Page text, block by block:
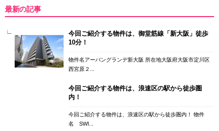
最新の記事
今回ご紹介する物件は、御堂筋線「新大阪」徒歩
10分！
物件名アーバングランデ新大阪 所在地大阪府大阪市淀川区
西宮原２...
今回ご紹介する物件は、浪速区の駅から徒歩圏
内！
今回ご紹介する物件は、浪速区の駅から徒歩圏内！ 物件
名 SWI...